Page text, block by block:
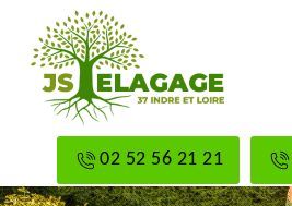
02 52 56 21 21